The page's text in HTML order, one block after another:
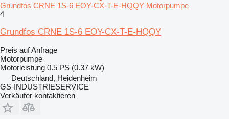
Grundfos CRNE 1S-6 EOY-CX-T-E-HQQY Motorpumpe
4
Grundfos CRNE 1S-6 EOY-CX-T-E-HQQY
Preis auf Anfrage
Motorpumpe
Motorleistung 0.5 PS (0.37 kW)
Deutschland, Heidenheim
GS-INDUSTRIESERVICE
Verkäufer kontaktieren